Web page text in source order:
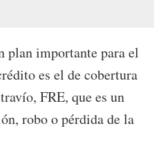
plan importante para el
es el de cobertura
FRE, que es un
robo o pérdida de la